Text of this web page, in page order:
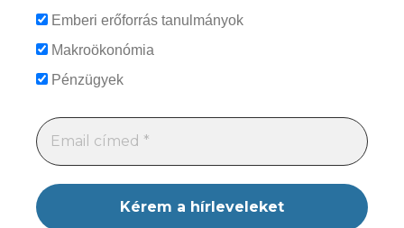
Emberi erőforrás tanulmányok
Makroökonómia
Pénzügyek